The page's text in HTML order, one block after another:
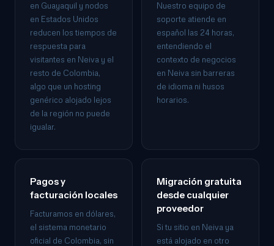
en Guayaquil y nodos
en Estados Unidos
reducen los tiempos de
respuesta para
visitantes en Neiva y el
resto de Colombia,
algo que un hosting
genérico alojado lejos
de la región no puede
igualar.
Nuestro equipo de
soporte atiende en
español las 24 horas,
entendiendo el
contexto de negocios
en Neiva sin barreras
de idioma ni husos
horarios.
Pagos y
facturación locales
Facturamos en dólares,
el sistema monetario
oficial de Colombia, sin
Migración gratuita
desde cualquier
proveedor
Si tu sitio en Neiva ya
está alojado en otro